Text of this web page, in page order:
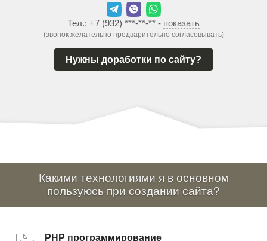
Тел.: +7 (932) ***-**-** - показать
(звонок желательно предварительно согласовывать)
Нужны доработки по сайту?
Какими технологиями я в основном
пользуюсь при создании сайта?
PHP программирование